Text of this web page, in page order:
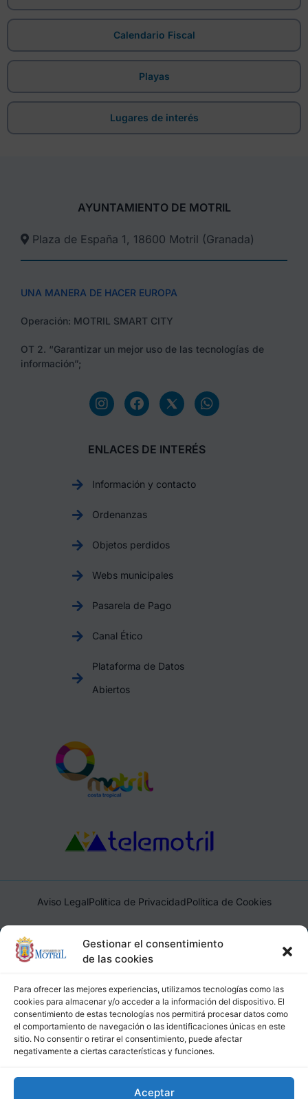
Gestionar el consentimiento
de las cookies
Para ofrecer las mejores experiencias, utilizamos tecnologías como las
cookies para almacenar y/o acceder a la información del dispositivo. El
consentimiento de estas tecnologías nos permitirá procesar datos como
el comportamiento de navegación o las identificaciones únicas en este
sitio. No consentir o retirar el consentimiento, puede afectar
negativamente a ciertas características y funciones.
Aceptar
Calendario Fiscal
Playas
Lugares de interés
AYUNTAMIENTO DE MOTRIL
Plaza de España 1, 18600 Motril (Granada)​
UNA MANERA DE HACER EUROPA
Operación: MOTRIL SMART CITY
OT 2. “Garantizar un mejor uso de las tecnologías de
información”;
ENLACES DE INTERÉS
Información y contacto
Ordenanzas
Objetos perdidos
Webs municipales
Pasarela de Pago
Canal Ético
Plataforma de Datos
Abiertos
Aviso LegalPolítica de PrivacidadPolítica de Cookies
Ayuntamiento de Motril, Plaza de España, 1, 18600, Motril,
(Granada), CIF: P1814200J, DIR3: L01181400